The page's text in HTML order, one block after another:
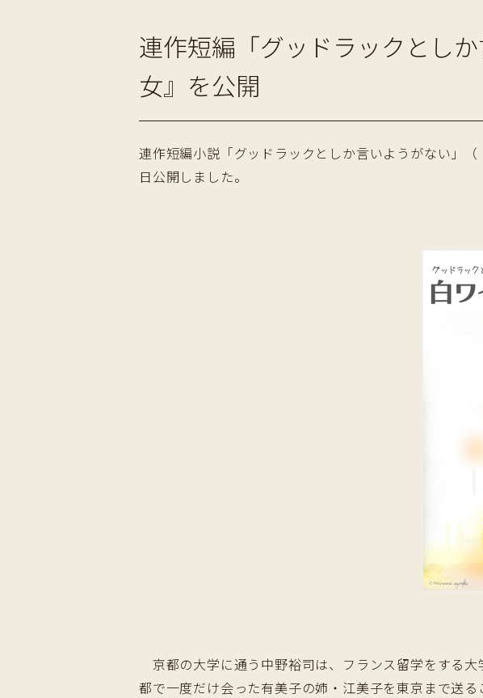
連作短編「グッドラックとし
女』を公開
連作短編小説「グッドラックとしか言いようがない」
日公開しました。
京都の大学に通う中野裕司は、フランス留学をする
都で一度だけ会った有美子の姉・江美子を東京まで送